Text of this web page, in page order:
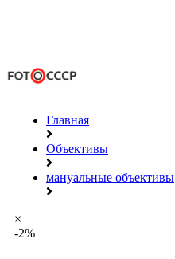
Главная
Объективы
мануальные объективы
×
-2%